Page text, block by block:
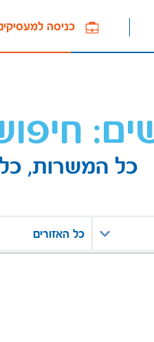
כניסה למעסיקים
כל המשרות,
כל האזורים